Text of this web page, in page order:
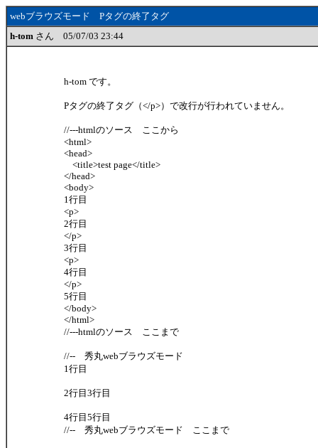
webブラウズモード Pタグの終了タグ
h-tom さん 05/07/03 23:44
h-tom です。
Pタグの終了タグ（</p>）で改行が行われていません。
//---htmlのソース ここから
<html>
<head>
<title>test page</title>
</head>
<body>
1行目
<p>
2行目
</p>
3行目
<p>
4行目
</p>
5行目
</body>
</html>
//---htmlのソース ここまで
//-- 秀丸webブラウズモード
1行目
2行目3行目
4行目5行目
//-- 秀丸webブラウズモード ここまで